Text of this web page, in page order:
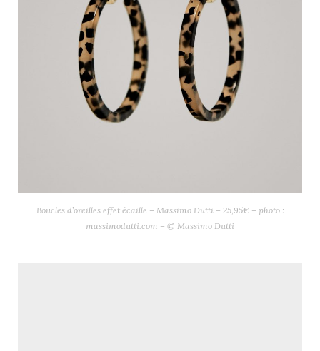
Boucles d’oreilles effet écaille – Massimo Dutti – 25,95€ – photo :
massimodutti.com – © Massimo Dutti